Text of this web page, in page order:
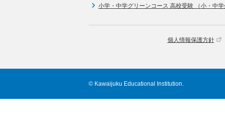
小学・中学グリーンコース 高校受験 （小・中学
個人情報保護方針
© Kawaijuku Educational Institution.